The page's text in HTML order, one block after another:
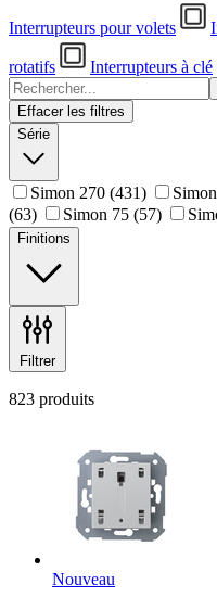
Interrupteurs pour volets
rotatifs Interrupteurs à clé
Effacer les filtres
Série
Simon 270 (431)
(63)
Simon 75 (57)
Finitions
Filtrer
823 produits
Nouveau